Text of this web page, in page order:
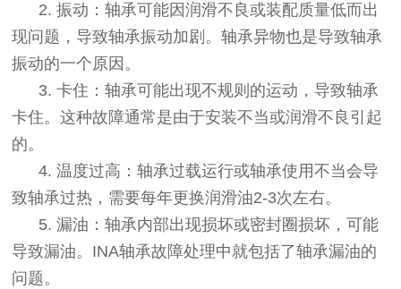
2. 振动：轴承可能因润滑不良或装配质量低而出
现问题，导致轴承振动加剧。轴承异物也是导致轴承
振动的一个原因。
3. 卡住：轴承可能出现不规则的运动，导致轴承
卡住。这种故障通常是由于安装不当或润滑不良引起
的。
4. 温度过高：轴承过载运行或轴承使用不当会导
致轴承过热，需要每年更换润滑油2-3次左右。
5. 漏油：轴承内部出现损坏或密封圈损坏，可能
导致漏油。INA轴承故障处理中就包括了轴承漏油的
问题。